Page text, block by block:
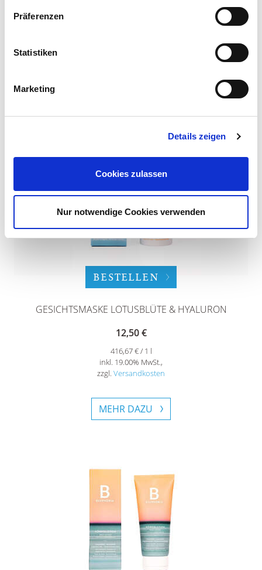
Präferenzen
Statistiken
Marketing
Details zeigen
Cookies zulassen
Nur notwendige Cookies verwenden
BESTELLEN
GESICHTSMASKE LOTUSBLÜTE & HYALURON
12,50 €
416,67 € / 1 l
inkl. 19.00% MwSt.,
zzgl. Versandkosten
MEHR DAZU